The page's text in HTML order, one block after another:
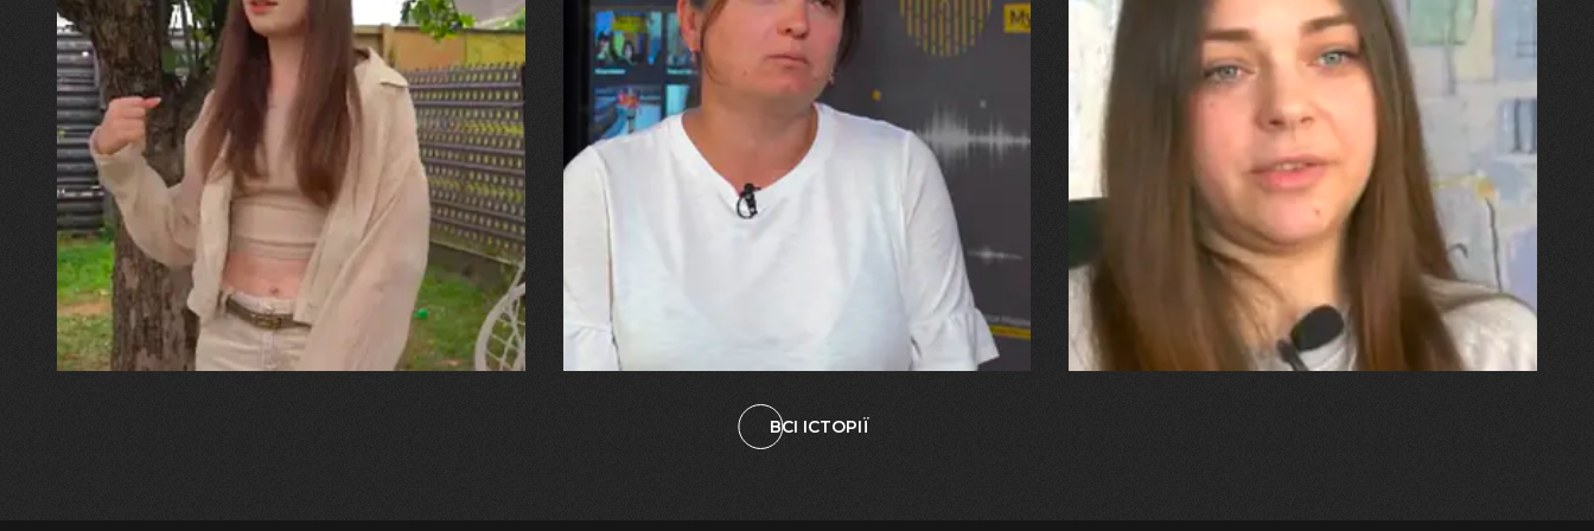
30.07.2026
Калина, Дарина та Віра Папроцькі
"Хвиля була, як від моря,
прозора і велика… Я ледве
встигла схопити племінницю"
29.07.2026
Марина, Ваїд та Аміна Харченко
"Попри всі втрати, ми не
зламалися: тепер я бачу
свого вбитого чоловіка у
наших дітях"
27.07.2026
"Я перенесла 11 операцій, та
плакала від фантомного
болю. Але маленька донька
бере за руку і змушує йти
далі"
ВСІ ІСТОРІЇ